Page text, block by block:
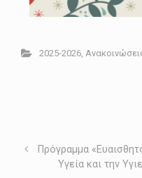
2025-2026,
Πρόγραμμα
Υγεία και την